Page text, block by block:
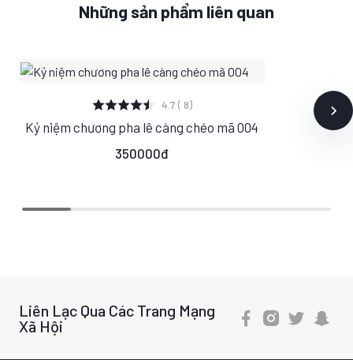
Những sản phẩm liên quan
XEM CHI TIẾT
S M L
4.7 ( 8)
Kỷ niệm chương pha lê càng chéo mã 004
350000đ
Liên Lạc Qua Các Trang Mạng
Xã Hội